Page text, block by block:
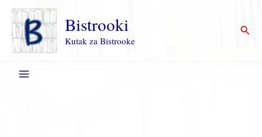
Пређи
садржај
Bistrooki
Kutak za Bistrooke